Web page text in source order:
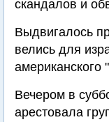
скандалов и
Выдвигалось
велись для
американского
Вечером в
арестовала